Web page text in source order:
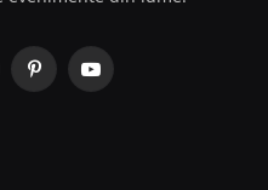
PinterestYouTube